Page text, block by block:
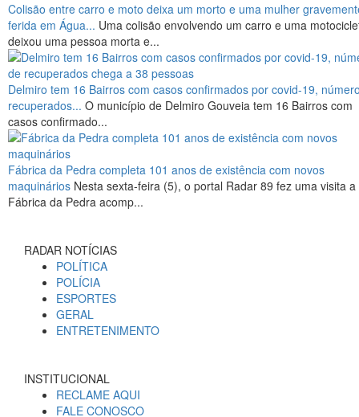
Colisão entre carro e moto deixa um morto e uma mulher
ferida em Água... Uma colisão envolvendo um carro e uma
deixou uma pessoa morta e...
Delmiro tem 16 Bairros com casos confirmados por covid-19,
recuperados... O município de Delmiro Gouveia tem 16 Bairros com
casos confirmado...
Fábrica da Pedra completa 101 anos de existência com novos
maquinários Nesta sexta-feira (5), o portal Radar 89 fez uma visita a
Fábrica da Pedra acomp...
RADAR NOTÍCIAS
POLÍTICA
POLÍCIA
ESPORTES
GERAL
ENTRETENIMENTO
INSTITUCIONAL
RECLAME AQUI
FALE CONOSCO